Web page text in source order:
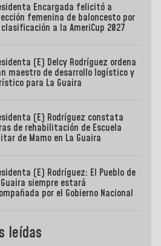
Encargada felicitó a
femenina de baloncesto por
a la AmeriCup 2027
(E) Delcy Rodríguez ordena
maestro de desarrollo logístico y
para La Guaira
(E) Rodríguez constata
de rehabilitación de Escuela
de Mamo en La Guaira
(E) Rodríguez: El Pueblo de
siempre estará
por el Gobierno Nacional
leídas